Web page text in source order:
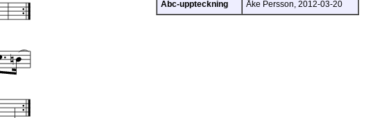
Abc-uppteckning Åke Persson, 2012-03-20